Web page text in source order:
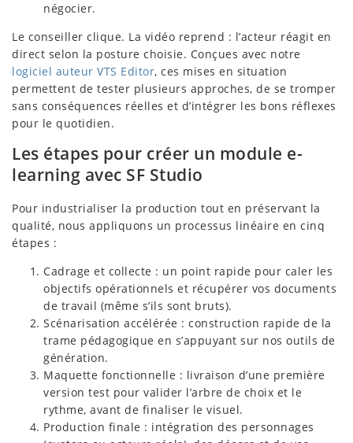
négocier.
Le conseiller clique. La vidéo reprend : l’acteur réagit en
direct selon la posture choisie. Conçues avec notre
logiciel auteur VTS Editor, ces mises en situation
permettent de tester plusieurs approches, de se tromper
sans conséquences réelles et d’intégrer les bons réflexes
pour le quotidien.
Les étapes pour créer un module e-
learning avec SF Studio
Pour industrialiser la production tout en préservant la
qualité, nous appliquons un processus linéaire en cinq
étapes :
Cadrage et collecte : un point rapide pour caler les
objectifs opérationnels et récupérer vos documents
de travail (même s’ils sont bruts).
Scénarisation accélérée : construction rapide de la
trame pédagogique en s’appuyant sur nos outils de
génération.
Maquette fonctionnelle : livraison d’une première
version test pour valider l’arbre de choix et le
rythme, avant de finaliser le visuel.
Production finale : intégration des personnages